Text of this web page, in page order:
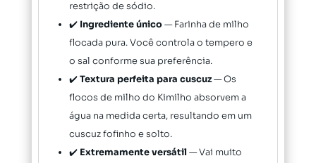
restrição de sódio.
✔️ Ingrediente único— Farinha de milho
flocada pura. Você controla o tempero e
o sal conforme sua preferência.
✔️Textura perfeita para cuscuz— Os
flocos de milho do Kimilho absorvem a
água na medida certa, resultando em um
cuscuz fofinho e solto.
✔️ Extremamente versátil— Vai muito